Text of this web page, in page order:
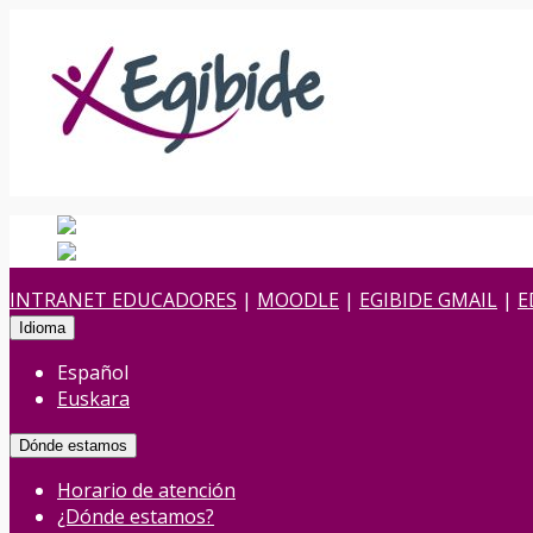
INTRANET EDUCADORES | MOODLE | EGIBIDE GMAIL |
Idioma
Español
Euskara
Dónde estamos
Horario de atención
¿Dónde estamos?